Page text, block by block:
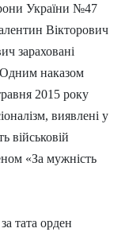
України №47
Вікторович
зараховані
Одним наказом
2015 року
виявлені у
військовій
«За мужність
тата орден